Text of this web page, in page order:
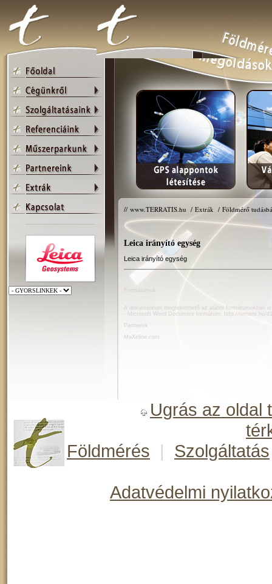
// www.TERRATIS.hu / Extrák / Földmérő
Leica irányító egység
Leica irányító egység
A dokumentum megtekinthető az alábbi formátumokban
- Microsoft Word Document formátum:
http://terratis.hu/
Partnerek
MaXeline.com
Ugrás az oldal
Földmérés
| Szolgáltatás
Adatvédelmi